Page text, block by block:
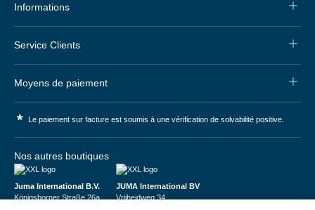
Informations
Service Clients
Moyens de paiement
* Le paiement sur facture est soumis à une vérification de solvabilité positive.
Nos autres boutiques
Juma International B.V.
Königsborner Straße 26a
JUMA International BV
Vrijheidweg 34